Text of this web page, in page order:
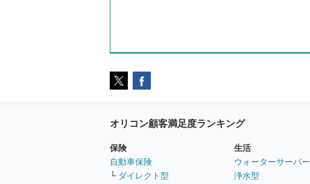
オリコン顧客満足度ランキング
保険
自動車保険
└ ダイレクト型
生活
ウォーターサーバー
浄水型